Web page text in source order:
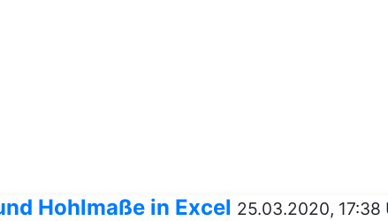
Hohlmaße in Excel 25.03.2020, 17:38